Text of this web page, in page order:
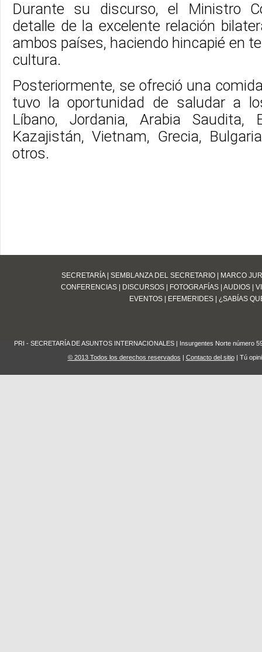
Durante su discurso, el Ministro
detalle de la excelente relación
ambos países, haciendo hincapié en
cultura.
Posteriormente, se ofreció una
tuvo la oportunidad de saludar a
Líbano, Jordania, Arabia Saudita,
Kazajistán, Vietnam, Grecia,
otros.
SECRETARÍA| SEMBLANZA DEL SECRETARIO
MARCO
CONFERENCIAS| DISCURSOS| FOTOGRAFÍAS| AUDIOS|
EVENTOS
EFEMERIDES ¿SABÍAS
PRI - SECRETARÍA DE ASUNTOS INTERNACIONALES | Insurgentes Norte número
© 2013 Todos los derechos reservados | Contacto del sitio| Tú